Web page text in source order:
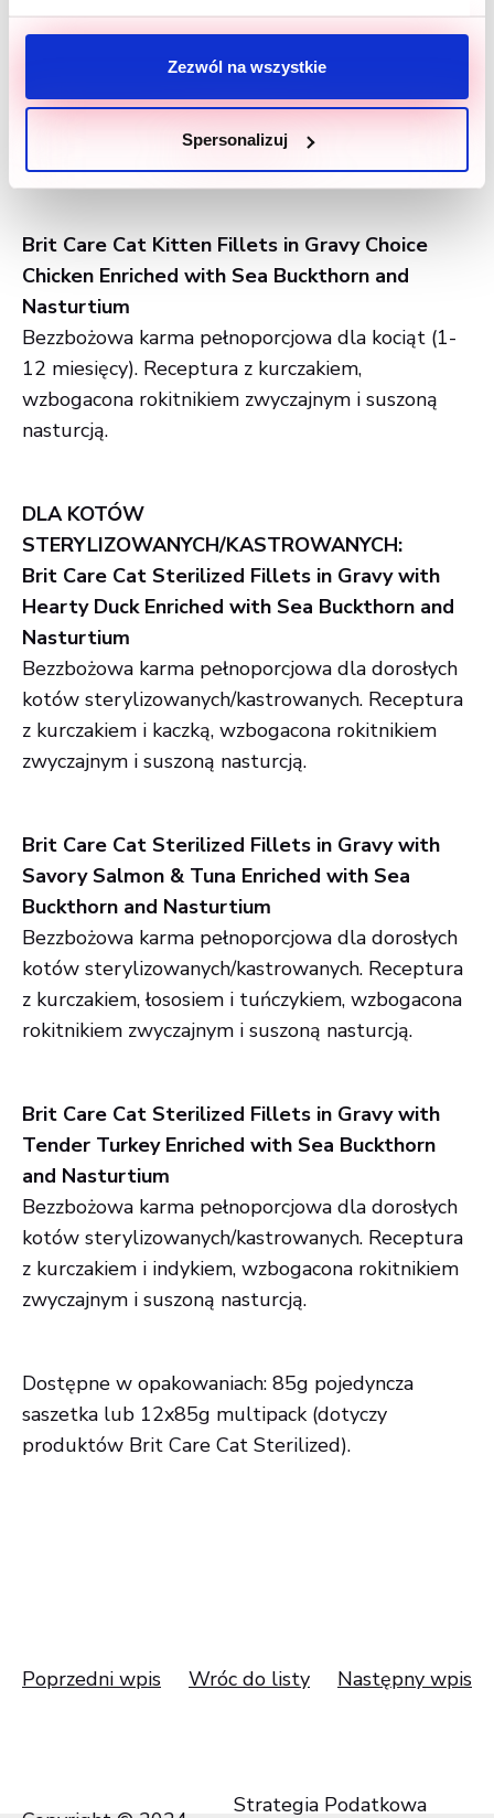
Zezwól na wszystkie
Spersonalizuj
and Nasturtium
Bezzbożowa karma pełnoporcjowa dla kociąt (1-
12 miesięcy). Receptura z kurczakiem, łososiem,
wzbogacona rokitnikiem zwyczajnym i suszoną
Brit Care Cat Kitten Fillets in Gravy Choice
Chicken Enriched with Sea Buckthorn and
Nasturtium
Bezzbożowa karma pełnoporcjowa dla kociąt (1-
12 miesięcy). Receptura z kurczakiem,
wzbogacona rokitnikiem zwyczajnym i suszoną
nasturcją.
DLA KOTÓW
STERYLIZOWANYCH/KASTROWANYCH:
Brit Care Cat Sterilized Fillets in Gravy with
Hearty Duck Enriched with Sea Buckthorn and
Nasturtium
Bezzbożowa karma pełnoporcjowa dla dorosłych
kotów sterylizowanych/kastrowanych. Receptura
z kurczakiem i kaczką, wzbogacona rokitnikiem
zwyczajnym i suszoną nasturcją.
Brit Care Cat Sterilized Fillets in Gravy with
Savory Salmon & Tuna Enriched with Sea
Buckthorn and Nasturtium
Bezzbożowa karma pełnoporcjowa dla dorosłych
kotów sterylizowanych/kastrowanych. Receptura
z kurczakiem, łososiem i tuńczykiem, wzbogacona
rokitnikiem zwyczajnym i suszoną nasturcją.
Brit Care Cat Sterilized Fillets in Gravy with
Tender Turkey Enriched with Sea Buckthorn
and Nasturtium
Bezzbożowa karma pełnoporcjowa dla dorosłych
kotów sterylizowanych/kastrowanych. Receptura
z kurczakiem i indykiem, wzbogacona rokitnikiem
zwyczajnym i suszoną nasturcją.
Dostępne w opakowaniach: 85g pojedyncza
saszetka lub 12x85g multipack (dotyczy
produktów Brit Care Cat Sterilized).
Poprzedni wpis Wróc do listy Następny wpis
Strategia Podatkowa